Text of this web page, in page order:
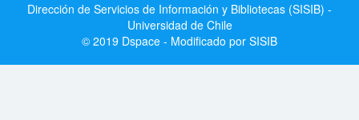
Dirección de Servicios de Información y Bibliotecas (SISIB) -
Universidad de Chile
© 2019 Dspace - Modificado por SISIB